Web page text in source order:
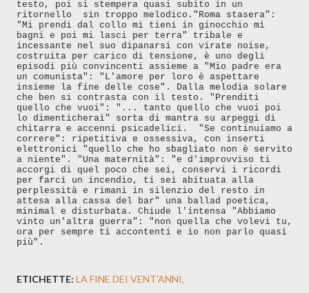
testo, poi si stempera quasi subito in un
ritornello sin troppo melodico. "Roma stasera":
"Mi prendi dal collo mi tieni in ginocchio mi
bagni e poi mi lasci per terra" tribale e
incessante nel suo dipanarsi con virate noise,
costruita per carico di tensione, è uno degli
episodi più convincenti assieme a "Mio padre era
un comunista": "L'amore per loro è aspettare
insieme la fine delle cose". Dalla melodia solare
che ben si contrasta con il testo. "Prenditi
quello che vuoi": "... tanto quello che vuoi poi
lo dimenticherai" sorta di mantra su arpeggi di
chitarra e accenni psicadelici. "Se continuiamo a
correre": ripetitiva e ossessiva, con inserti
elettronici "quello che ho sbagliato non è servito
a niente". "Una maternità": "e d'improvviso ti
accorgi di quel poco che sei, conservi i ricordi
per farci un incendio, ti sei abituata alla
perplessità e rimani in silenzio del resto in
attesa alla cassa del bar" una ballad poetica,
minimal e disturbata. Chiude l'intensa "Abbiamo
vinto un'altra guerra": "non quella che volevi tu,
ora per sempre ti accontenti e io non parlo quasi
più".
ETICHETTE: LA FINE DEI VENT'ANNI